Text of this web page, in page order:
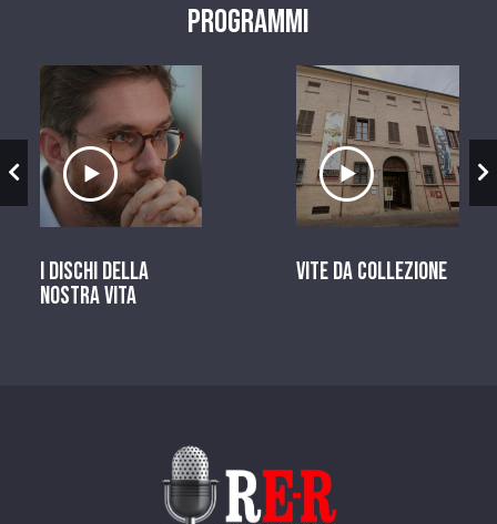
Programmi
Ascolta il servizio
I dischi della
nostra vita
Ascolta il
Vite da Collezione